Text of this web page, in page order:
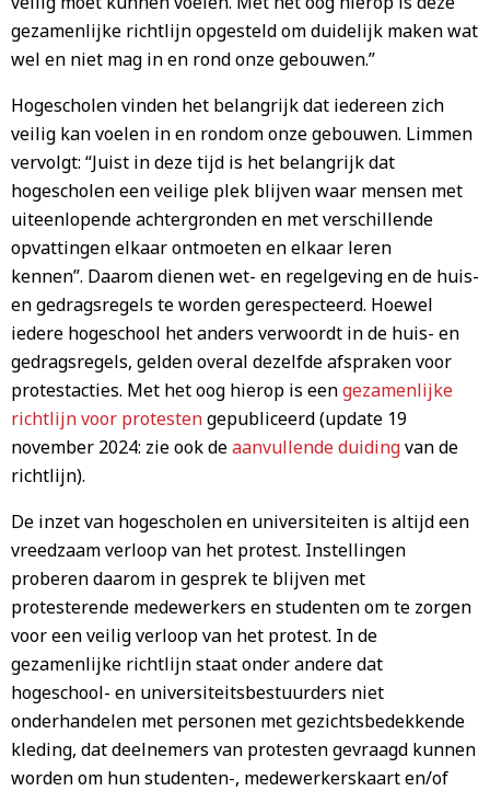
gezamenlijke richtlijn opgesteld om duidelijk maken wat
wel en niet mag in en rond onze gebouwen.”
Hogescholen vinden het belangrijk dat iedereen zich
veilig kan voelen in en rondom onze gebouwen. Limmen
vervolgt: “Juist in deze tijd is het belangrijk dat
hogescholen een veilige plek blijven waar mensen met
uiteenlopende achtergronden en met verschillende
opvattingen elkaar ontmoeten en elkaar leren
kennen”. Daarom dienen wet- en regelgeving en de huis-
en gedragsregels te worden gerespecteerd. Hoewel
iedere hogeschool het anders verwoordt in de huis- en
gedragsregels, gelden overal dezelfde afspraken voor
protestacties. Met het oog hierop is eengezamenlijke
richtlijn voor protestengepubliceerd (update 19
november 2024: zie ook deaanvullende duidingvan de
richtlijn).
De inzet van hogescholen en universiteiten is altijd een
vreedzaam verloop van het protest. Instellingen
proberen daarom in gesprek te blijven met
protesterende medewerkers en studenten om te zorgen
voor een veilig verloop van het protest. In de
gezamenlijke richtlijn staat onder andere dat
hogeschool- en universiteitsbestuurders niet
onderhandelen met personen met gezichtsbedekkende
kleding, dat deelnemers van protesten gevraagd kunnen
worden om hun studenten-, medewerkerskaart en/of